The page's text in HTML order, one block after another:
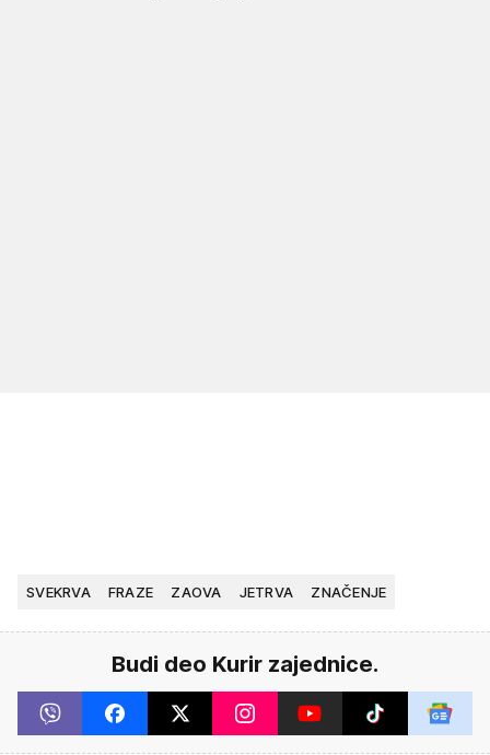
SVEKRVA FRAZE ZAOVA JETRVA ZNAČENJE
Budi deo Kurir zajednice.